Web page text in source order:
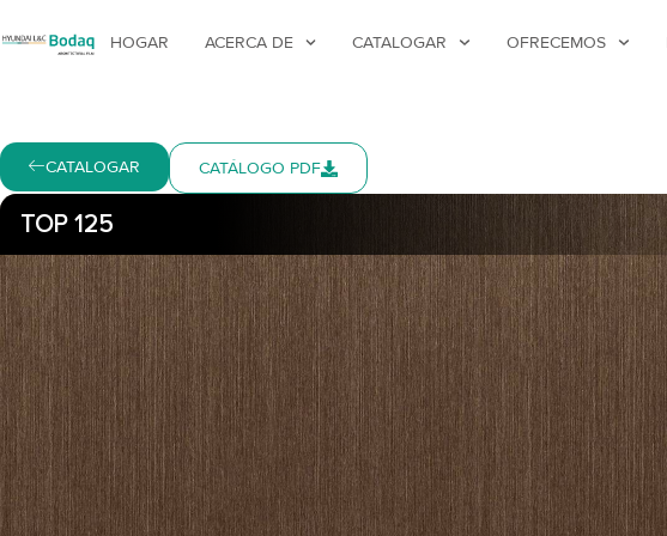
HOGAR ACERCA DE CATALOGAR OFRECEMOS
CATALOGAR CATÁLOGO PDF
TOP 125